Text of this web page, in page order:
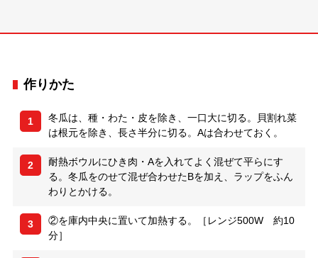
作りかた
1
冬瓜は、種・わた・皮を除き、一口大に切る。貝割れ菜
は根元を除き、長さ半分に切る。Aは合わせておく。
2
耐熱ボウルにひき肉・Aを入れてよく混ぜて平らにす
る。冬瓜をのせて混ぜ合わせたBを加え、ラップをふん
わりとかける。
3
②を庫内中央に置いて加熱する。［レンジ500W 約10
分］